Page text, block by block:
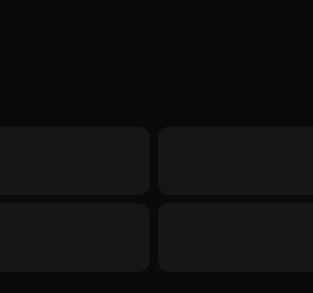
тридцати лет занимается изучением
которых есть работы, основанные на
Брониславом более сорока), романы,
всей серьёзности академических заслуг,